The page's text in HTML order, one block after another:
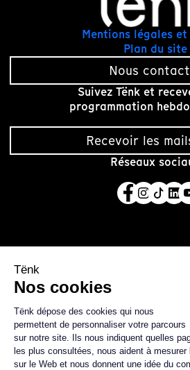
Mentions légales
Plan du site
Nous
Suivez Tënk et
programmation
Recevoir les
Réseaux